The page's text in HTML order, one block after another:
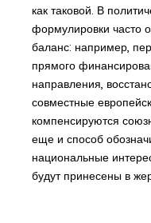
как таковой. В
формулировки часто
баланс: например,
прямого
направления,
совместные
компенсируются
еще и способ
национальные
будут принесены в